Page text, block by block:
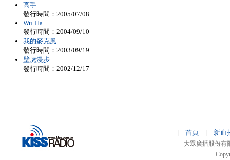
高手
發行時間：2005/07/08
Wu Ha
發行時間：2004/09/10
我的麥克風
發行時間：2003/09/19
壁虎漫步
發行時間：2002/12/17
首頁 新血
大眾廣播股份有